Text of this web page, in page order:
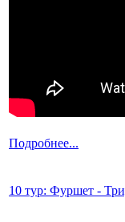
Подробнее...
10 тур: Фуршет -